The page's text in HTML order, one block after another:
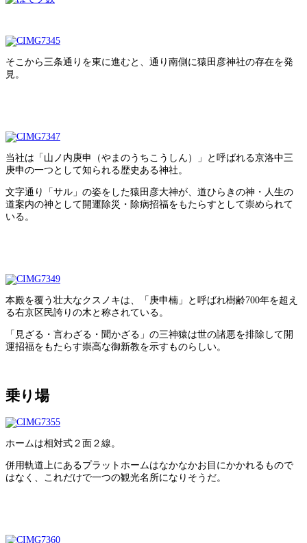
そこから三条通りを東に進むと、通り南側に猿田彦神社の存在を発
見。
当社は「山ノ内庚申（やまのうちこうしん）」と呼ばれる京洛中三
庚申の一つとして知られる歴史ある神社。
文字通り「サル」の姿をした猿田彦大神が、道ひらきの神・人生の
道案内の神として開運除災・除病招福をもたらすとして崇められて
いる。
本殿を覆う壮大なクスノキは、「庚申楠」と呼ばれ樹齢700年を超え
る右京区民誇りの木と称されている。
「見ざる・言わざる・聞かざる」の三神猿は世の諸悪を排除して開
運招福をもたらす崇高な御新教を示すものらしい。
乗り場
ホームは相対式２面２線。
併用軌道上にあるプラットホームはなかなかお目にかかれるもので
はなく、これだけで一つの観光名所になりそうだ。